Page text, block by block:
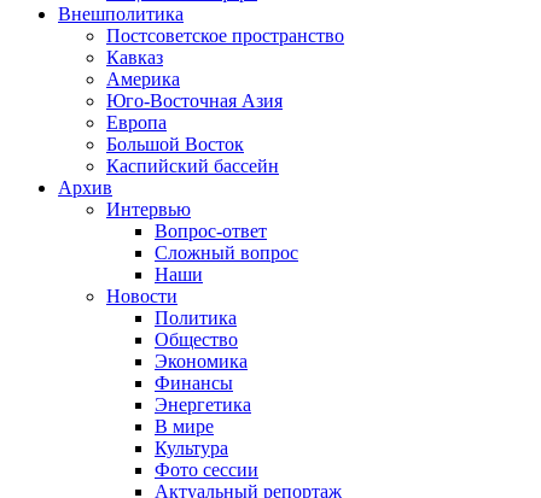
Внешполитика
Постсоветское пространство
Кавказ
Америка
Юго-Восточная Азия
Европа
Большой Восток
Каспийский бассейн
Архив
Интервью
Вопрос-ответ
Сложный вопрос
Наши
Новости
Политика
Общество
Экономика
Финансы
Энергетика
В мире
Культура
Фото сессии
Актуальный репортаж